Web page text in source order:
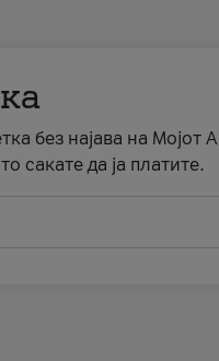
без најава на Мојот
сакате да ја платите.